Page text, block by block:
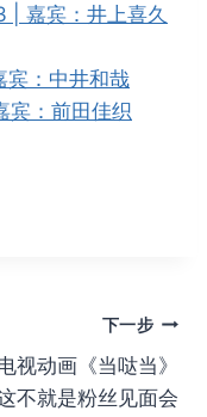
| 嘉宾：井上喜久
宾：中井和哉
宾：前田佳织
下一步
电视动画《当哒当》
不就是粉丝见面会